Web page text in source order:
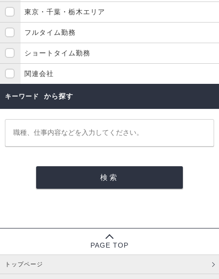
東京・千葉・栃木エリア
フルタイム勤務
ショートタイム勤務
関連会社
キーワード から探す
PAGE TOP
トップページ